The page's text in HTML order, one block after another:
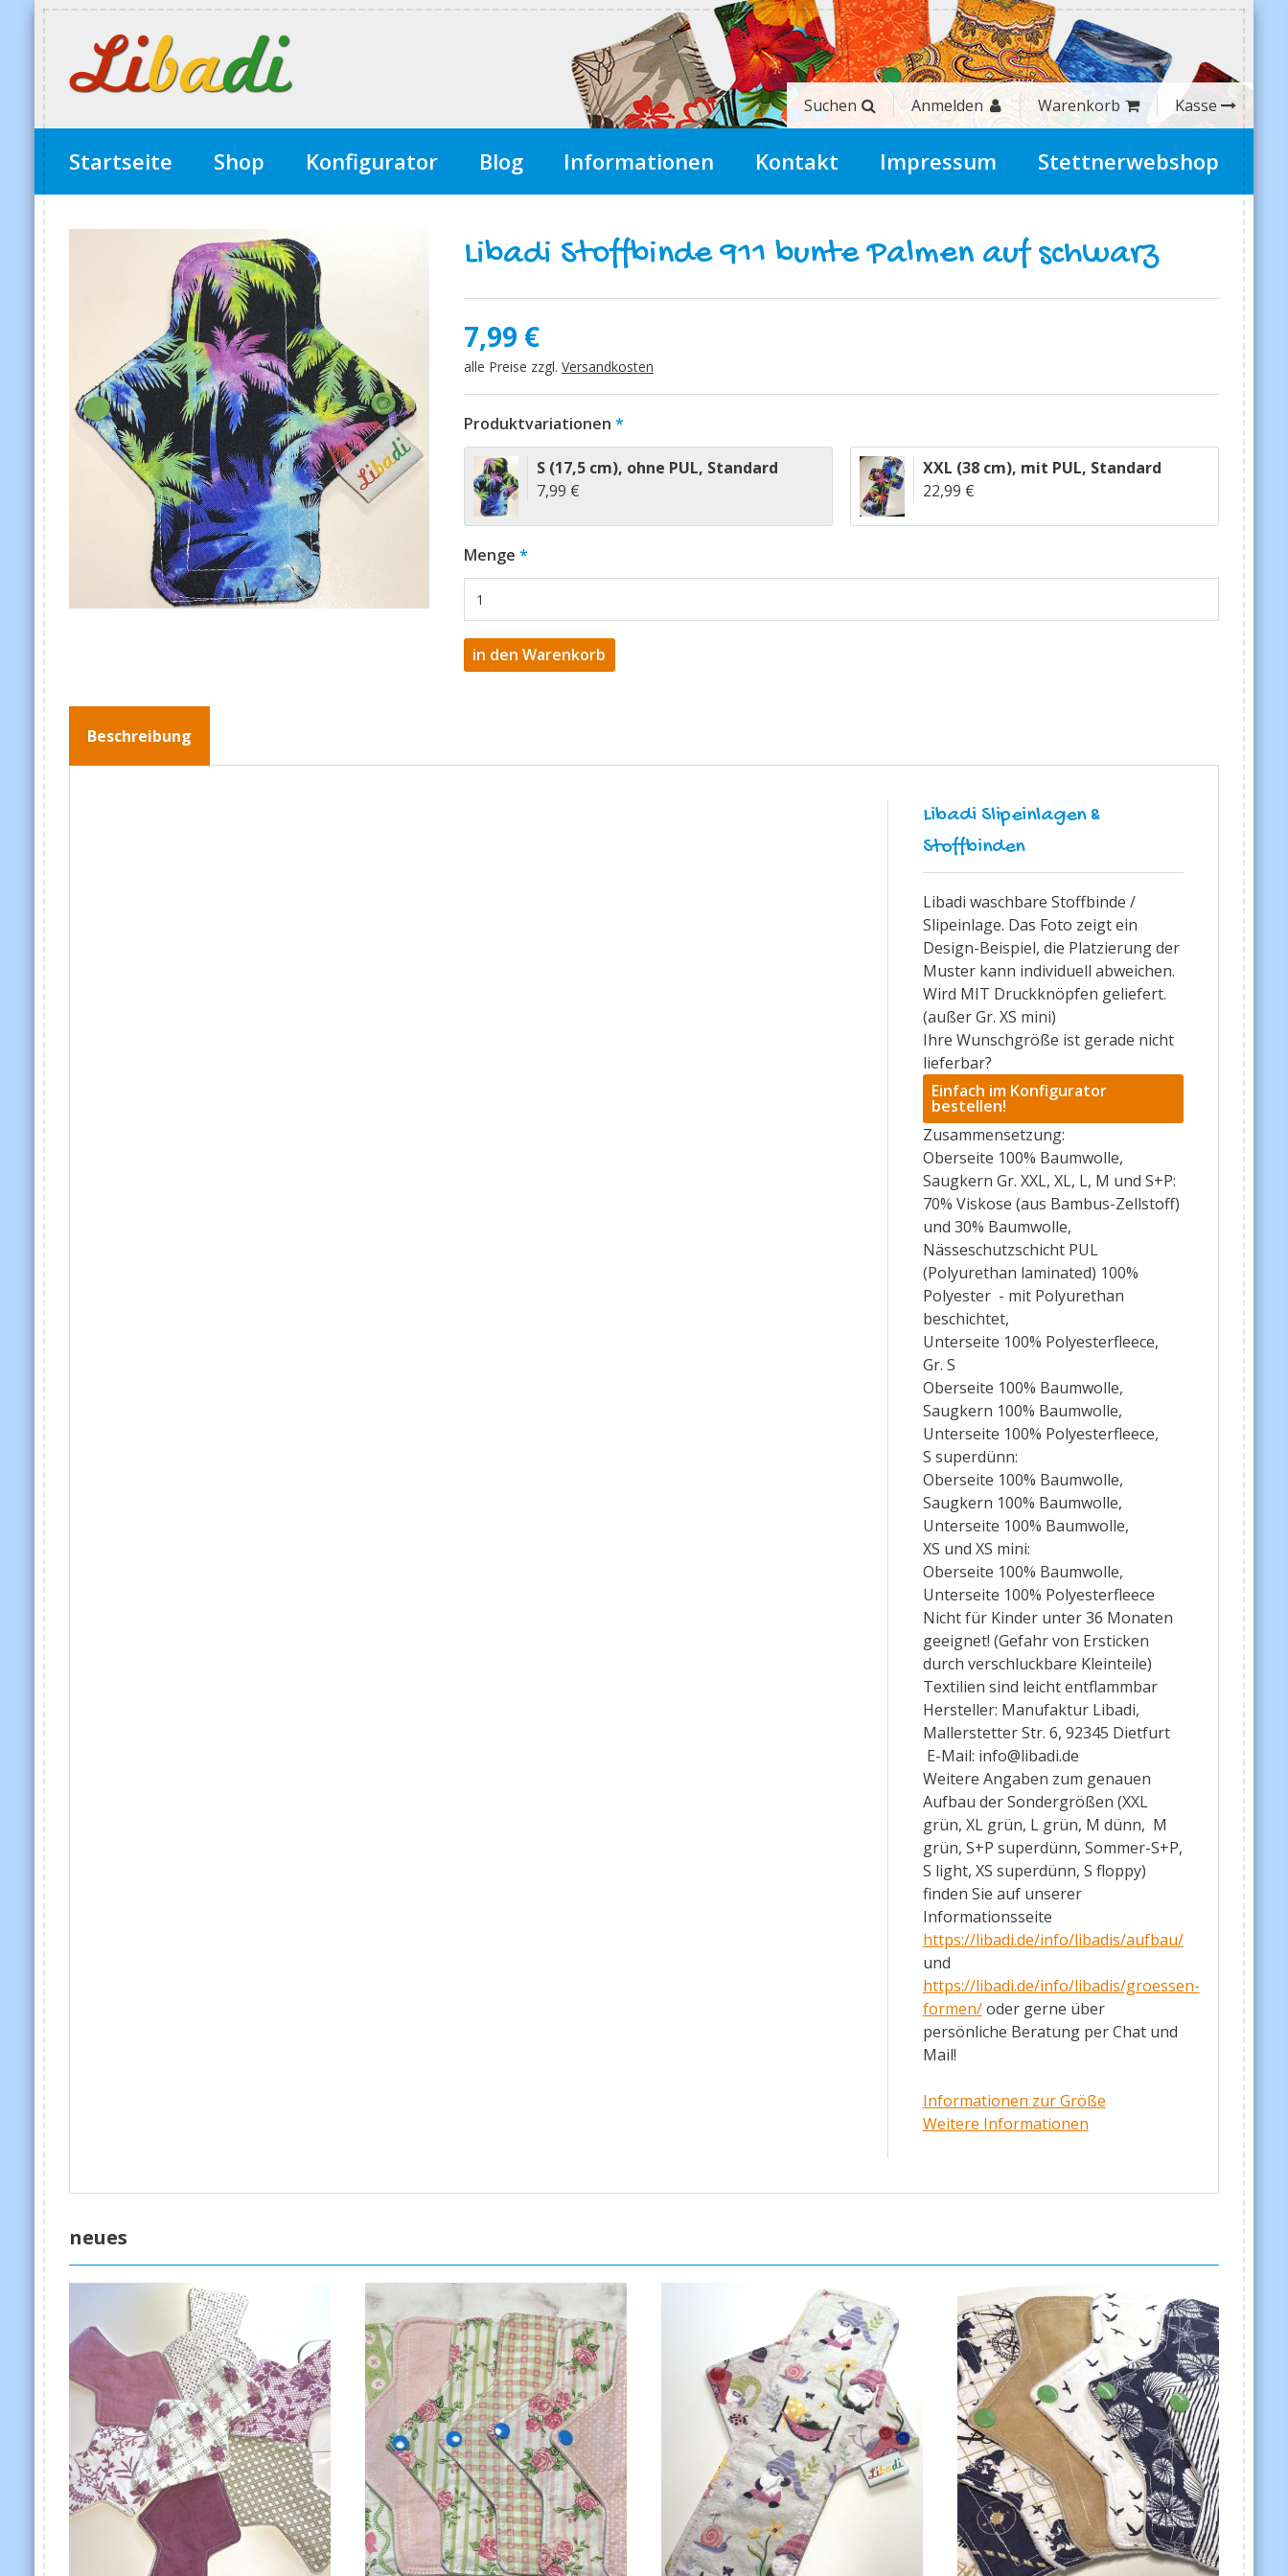
Suchen Anmelden Warenkorb Kasse
Startseite Shop Konfigurator Blog Informationen Kontakt Impressum Stettnerwebshop
Libadi Stoffbinde 911 bunte Palmen auf schwarz
7,99 €
alle Preise zzgl. Versandkosten
Produktvariationen
S (17,5 cm), ohne PUL, Standard
7,99 €
XXL (38 cm), mit PUL, Standard
22,99 €
Menge
Beschreibung
Libadi Slipeinlagen &
Stoffbinden
Libadi waschbare Stoffbinde /
Slipeinlage. Das Foto zeigt ein
Design-Beispiel, die Platzierung der
Muster kann individuell abweichen.
Wird MIT Druckknöpfen geliefert.
(außer Gr. XS mini)
Ihre Wunschgröße ist gerade nicht
lieferbar?
Einfach im Konfigurator
bestellen!
Zusammensetzung:
Oberseite 100% Baumwolle,
Saugkern Gr. XXL, XL, L, M und S+P:
70% Viskose (aus Bambus-Zellstoff)
und 30% Baumwolle,
Nässeschutzschicht PUL
(Polyurethan laminated) 100%
Polyester - mit Polyurethan
beschichtet,
Unterseite 100% Polyesterfleece,
Gr. S
Oberseite 100% Baumwolle,
Saugkern 100% Baumwolle,
Unterseite 100% Polyesterfleece,
S superdünn:
Oberseite 100% Baumwolle,
Saugkern 100% Baumwolle,
Unterseite 100% Baumwolle,
XS und XS mini:
Oberseite 100% Baumwolle,
Unterseite 100% Polyesterfleece
Nicht für Kinder unter 36 Monaten
geeignet! (Gefahr von Ersticken
durch verschluckbare Kleinteile)
Textilien sind leicht entflammbar
Hersteller: Manufaktur Libadi,
Mallerstetter Str. 6, 92345 Dietfurt
E-Mail: info@libadi.de
Weitere Angaben zum genauen
Aufbau der Sondergrößen (XXL
grün, XL grün, L grün, M dünn, M
grün, S+P superdünn, Sommer-S+P,
S light, XS superdünn, S floppy)
finden Sie auf unserer
Informationsseite
https://libadi.de/info/libadis/aufbau/
und
https://libadi.de/info/libadis/groessen-
formen/oder gerne über
persönliche Beratung per Chat und
Mail!
Informationen zur Größe
Weitere Informationen
neues